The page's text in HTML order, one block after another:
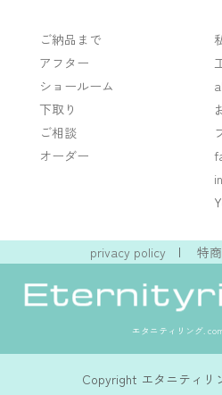
ご納品まで
アフター
ショールーム
下取り
ご相談
オーダー
privacy policy | 特
エタニティリング.
Copyright エタニティリ